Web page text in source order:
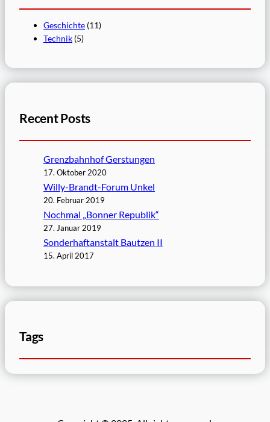
Geschichte (11)
Technik (5)
Recent Posts
Grenzbahnhof Gerstungen
17. Oktober 2020
Willy-Brandt-Forum Unkel
20. Februar 2019
Nochmal „Bonner Republik“
27. Januar 2019
Sonderhaftanstalt Bautzen II
15. April 2017
Tags